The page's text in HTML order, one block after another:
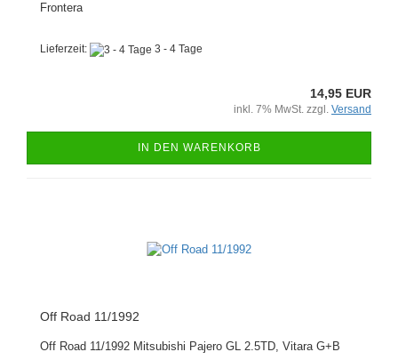
Frontera
Lieferzeit: 3 - 4 Tage
14,95 EUR
inkl. 7% MwSt. zzgl. Versand
IN DEN WARENKORB
Off Road 11/1992
Off Road 11/1992 Mitsubishi Pajero GL 2.5TD, Vitara G+B